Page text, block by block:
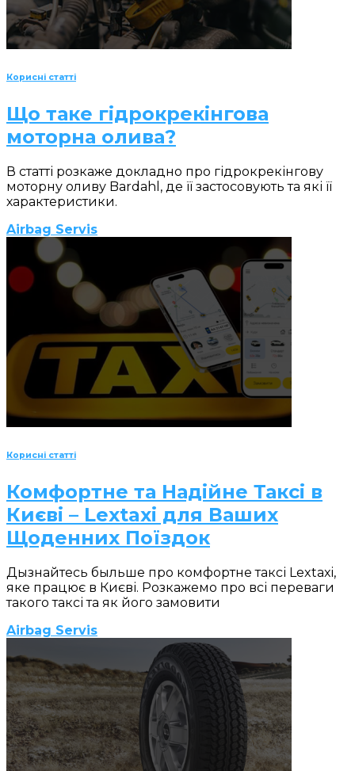
Корисні статті
Що таке гідрокрекінгова
моторна олива?
В статті розкаже докладно про гідрокрекінгову
моторну оливу Bardahl, де її застосовують та які її
характеристики.
Airbag Servis
Корисні статті
Комфортне та Надійне Таксі в
Києві – Lextaxi для Ваших
Щоденних Поїздок
Дызнайтесь быльше про комфортне таксі Lextaxi,
яке працює в Києві. Розкажемо про всі переваги
такого таксі та як його замовити
Airbag Servis